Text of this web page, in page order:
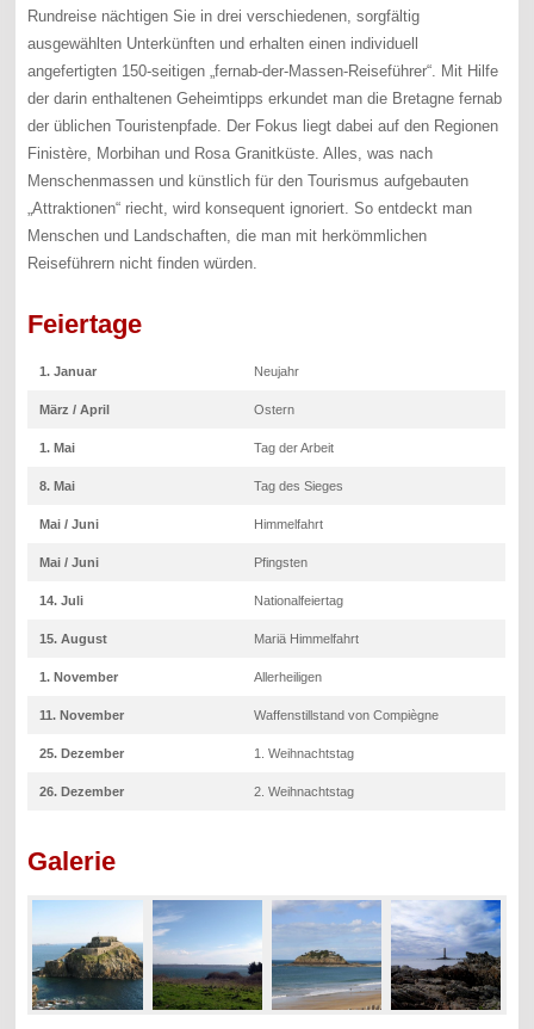
Rundreise nächtigen Sie in drei verschiedenen, sorgfältig
ausgewählten Unterkünften und erhalten einen individuell
angefertigten 150-seitigen „fernab-der-Massen-Reiseführer“. Mit Hilfe
der darin enthaltenen Geheimtipps erkundet man die Bretagne fernab
der üblichen Touristenpfade. Der Fokus liegt dabei auf den Regionen
Finistère, Morbihan und Rosa Granitküste. Alles, was nach
Menschenmassen und künstlich für den Tourismus aufgebauten
„Attraktionen“ riecht, wird konsequent ignoriert. So entdeckt man
Menschen und Landschaften, die man mit herkömmlichen
Reiseführern nicht finden würden.
Feiertage
1. Januar Neujahr
März / April Ostern
1. Mai Tag der Arbeit
8. Mai Tag des Sieges
Mai / Juni Himmelfahrt
Mai / Juni Pfingsten
14. Juli Nationalfeiertag
15. August Mariä Himmelfahrt
1. November Allerheiligen
11. November Waffenstillstand von Compiègne
25. Dezember 1. Weihnachtstag
26. Dezember 2. Weihnachtstag
Galerie